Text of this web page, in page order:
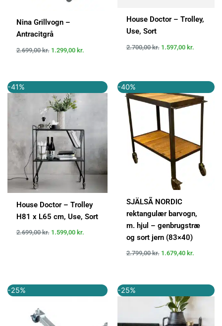
Nina Grillvogn –
Antracitgrå
2.699,00kr. 1.299,00 kr.
House Doctor – Trolley,
Use, Sort
2.700,00kr. 1.597,00 kr.
-41%
House Doctor – Trolley
H81 x L65 cm, Use, Sort
2.699,00kr.
oprindelige
pris
var:
2.699,00 kr..
1.599,00 kr.
aktuelle
-40%
SJÄLSÃ NORDIC
rektangulær barvogn,
m. hjul – genbrugstræ
og sort jern (83×40)
2.799,00kr.
oprindelige
pris
var:
2.799,00 kr..
1.679,40 kr.
aktuelle
pris
er:
1.679,40
-25%
oprindelige
var:
399,95 kr..
aktuelle
-25%
oprindelige
pris
var:
1.199,00 kr..
aktuelle
pris
899,00 kr..